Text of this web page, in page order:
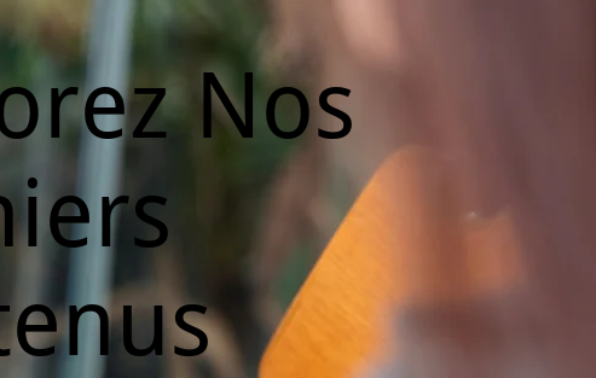
Nos